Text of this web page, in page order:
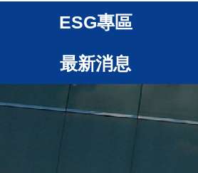
ESG專區
最新消息